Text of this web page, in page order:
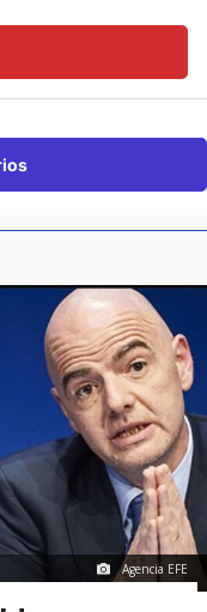
Agencia EFE